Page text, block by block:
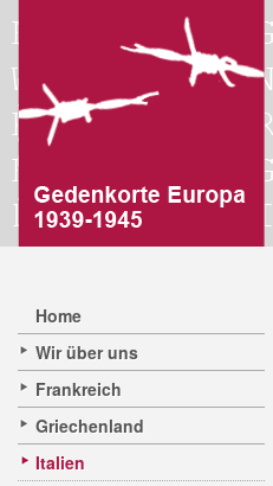
Home
Wir über uns
Frankreich
Griechenland
Italien